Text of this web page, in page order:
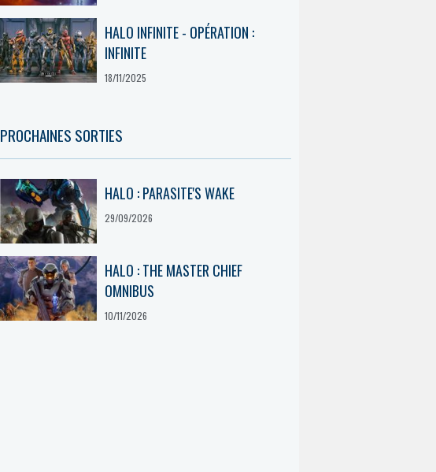
HALO INFINITE - OPÉRATION :
INFINITE
18/11/2025
PROCHAINES SORTIES
HALO : PARASITE'S WAKE
29/09/2026
HALO : THE MASTER CHIEF
OMNIBUS
10/11/2026